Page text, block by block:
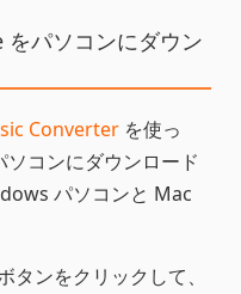
パソコンにダウン
Converter を使っ
コンにダウンロード
パソコンと Mac
タンをクリックして、